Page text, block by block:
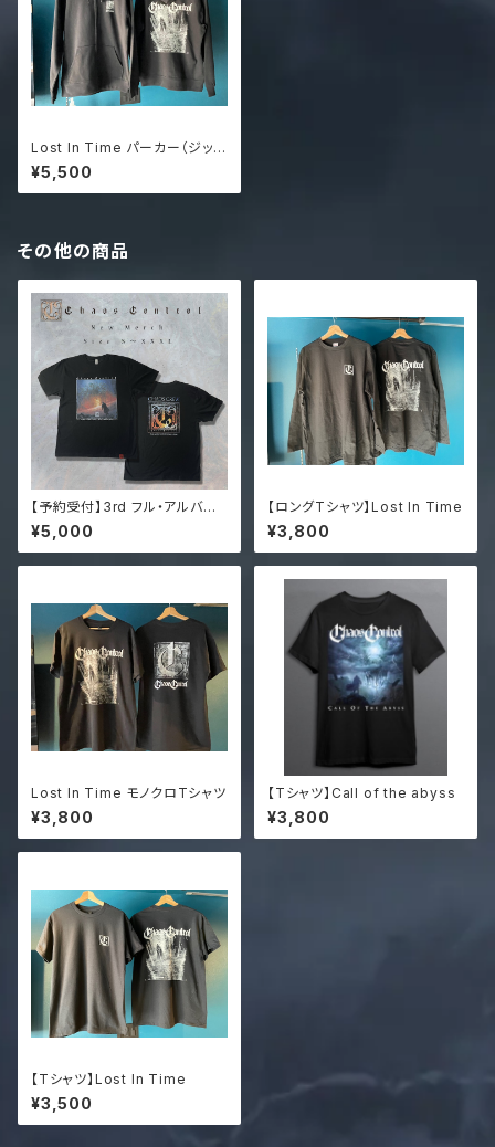
Lost In Time パーカー（ジップ
アップ）
¥5,500
その他の商品
【予約受付】3rd フル・アルバム
「CHAOS CONTROL」Tシャツ
¥5,000
【ロングTシャツ】Lost In Time
¥3,800
Lost In Time モノクロTシャツ
¥3,800
【Tシャツ】Call of the abyss
¥3,800
【Tシャツ】Lost In Time
¥3,500